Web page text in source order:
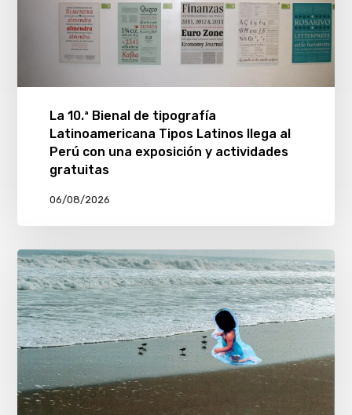
La 10.ª Bienal de tipografía
Latinoamericana Tipos Latinos llega al
Perú con una exposición y actividades
gratuitas
06/08/2026